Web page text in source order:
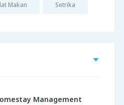
Makan Setrika
Management